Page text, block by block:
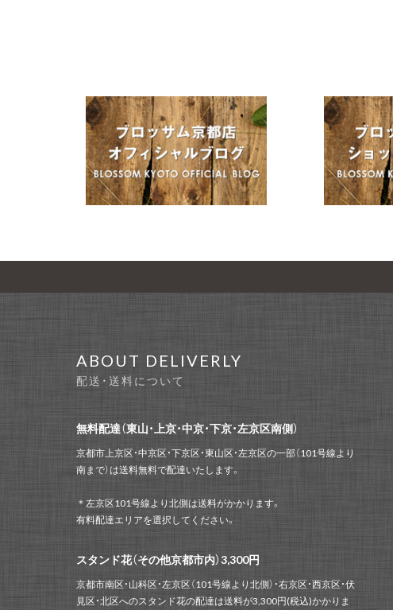
ABOUT DELIVERLY
配送・送料について
無料配達（東山・上京・中京・下京・左京区南側）
京都市上京区・中京区・下京区・東山区・左京区の一部（101号線より
南まで）は送料無料で配達いたします。
＊左京区101号線より北側は送料がかかります。
有料配達エリアを選択してください。
スタンド花（その他京都市内）3,300円
京都市南区・山科区・左京区（101号線より北側）・右京区・西京区・伏
見区・北区へのスタンド花の配達は送料が3,300円(税込)かかりま